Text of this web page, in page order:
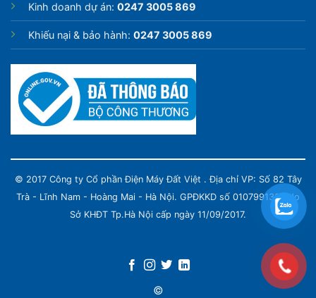
Kinh doanh dự án: 0247 3005 869
Khiếu nại & bảo hành: 0247 3005 869
© 2017 Công ty Cổ phần Điện Máy Đất Việt . Địa chỉ VP: Số 82 Tây
Trà - Lĩnh Nam - Hoàng Mai - Hà Nội. GPĐKKD số 0107991339 do
Sở KHĐT Tp.Hà Nội cấp ngày 11/09/2017.
©